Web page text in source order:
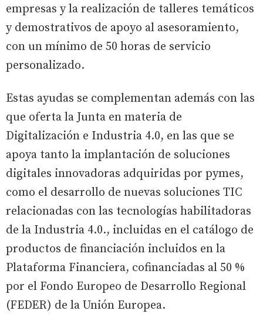
empresas y la realización de talleres temáticos
y demostrativos de apoyo al asesoramiento,
con un mínimo de 50 horas de servicio
personalizado.
Estas ayudas se complementan además con las
que oferta la Junta en materia de
Digitalización e Industria 4.0, en las que se
apoya tanto la implantación de soluciones
digitales innovadoras adquiridas por pymes,
como el desarrollo de nuevas soluciones TIC
relacionadas con las tecnologías habilitadoras
de la Industria 4.0., incluidas en el catálogo de
productos de financiación incluidos en la
Plataforma Financiera, cofinanciadas al 50 %
por el Fondo Europeo de Desarrollo Regional
(FEDER) de la Unión Europea.